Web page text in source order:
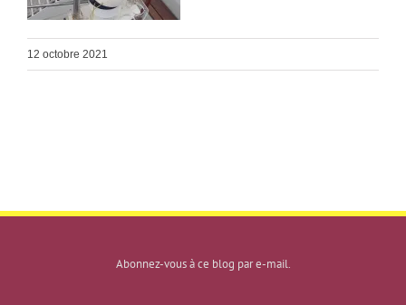
12 octobre 2021
Abonnez-vous à ce blog par e-mail.